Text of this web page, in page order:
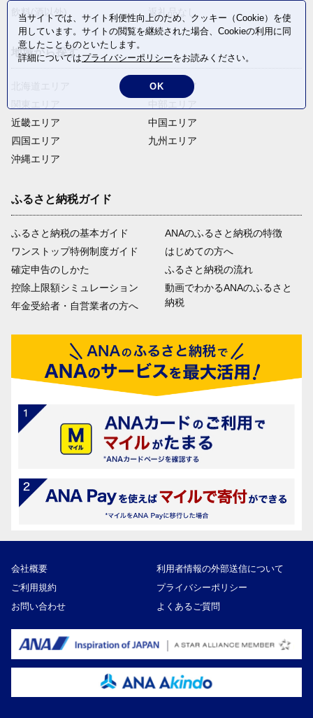
飲料(酒以外)
返礼品なし
地域から探す
近畿エリア
四国エリア
沖縄エリア
東北エリア
中国エリア
九州エリア
ふるさと納税ガイド
ふるさと納税の基本ガイド
ワンストップ特例制度ガイド
確定申告のしかた
控除上限額シミュレーション
年金受給者・自営業者の方へ
ANAのふるさと納税の特徴
はじめての方へ
ふるさと納税の流れ
動画でわかるANAのふるさと
納税
会社概要
利用者情報の外部送信について
ご利用規約
プライバシーポリシー
お問い合わせ
よくあるご質問
当サイトでは、サイト利便性向上のため、クッキー（Cookie）を使
用しています。サイトの閲覧を継続された場合、Cookieの利用に同
意したことものといたします。
詳細についてはプライバシーポリシーをお読みください。
OK